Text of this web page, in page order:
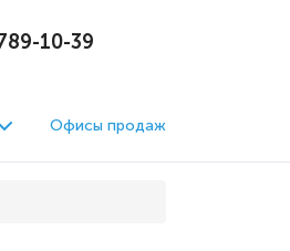
10-39
Офисы продаж